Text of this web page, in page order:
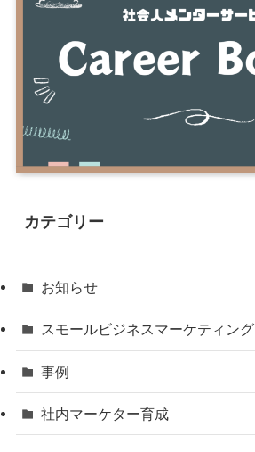
カテゴリー
お知らせ
スモールビジネスマーケティング
事例
社内マーケター育成